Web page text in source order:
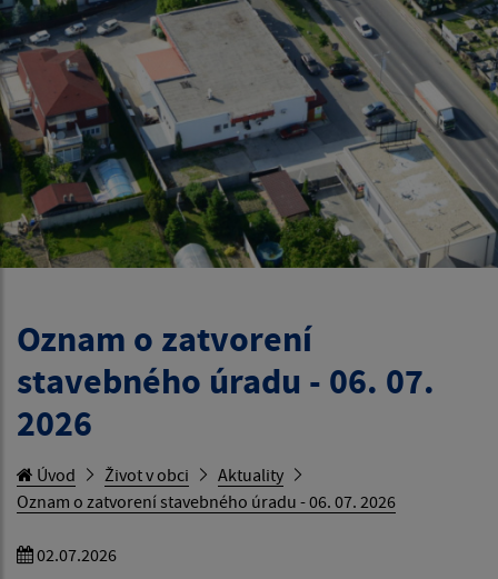
Oznam o zatvorení
stavebného úradu - 06. 07.
2026
Úvod Život v obci
Aktuality
Oznam o zatvorení stavebného úradu - 06. 07. 2026
02.07.2026